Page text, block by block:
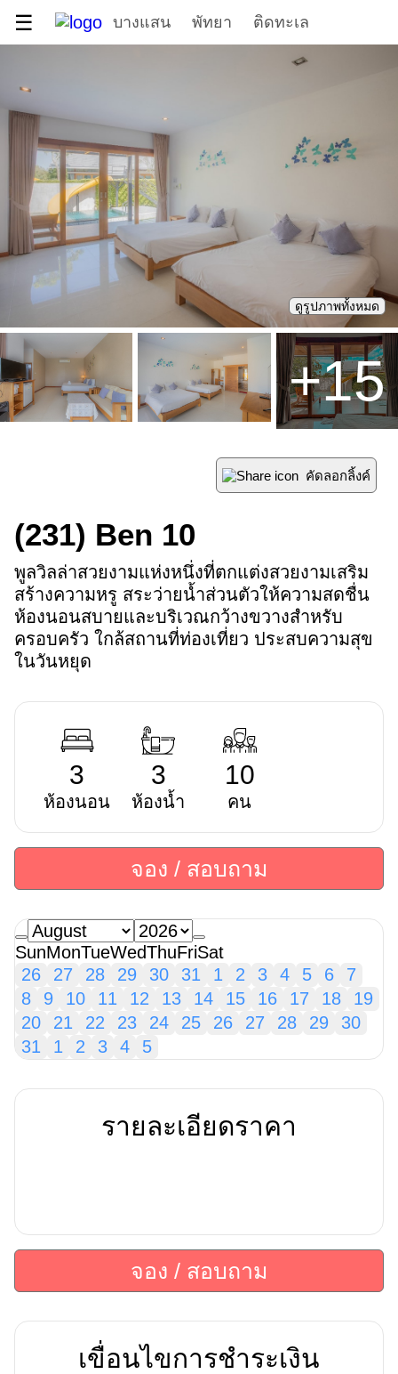
☰ บางแสน พัทยา ติดทะเล
ดูรูปภาพทั้งหมด
+15
(231) Ben 10
คัดลอกลิ้งค์
พูลวิลล่าสวยงามแห่งหนึ่งที่ตกแต่งสวยงามเสริม
สร้างความหรู สระว่ายน้ำส่วนตัวให้ความสดชื่น
ห้องนอนสบายและบริเวณกว้างขวางสำหรับ
ครอบครัว ใกล้สถานที่ท่องเที่ยว ประสบความสุข
ในวันหยุด
3
ห้องนอน
3
ห้องน้ำ
10
คน
จอง / สอบถาม
SunMonTueWedThuFriSat
26
27 28 29 30 31 1 2 3 4 5 6
7
8
9 10 11 12 13 14 15 16 17 18
19
20
21 22 23 24 25 26 27 28 29
30
31
1 2 3 4 5
รายละเอียดราคา
จอง / สอบถาม
เขื่อนไขการชำระเงิน